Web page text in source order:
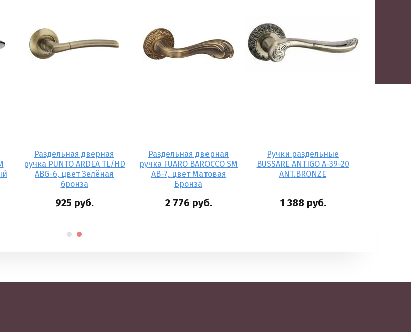
Раздельная дверная
ручка PUNTO ARDEA TL/HD
ABG-6, цвет Зелёная
бронза
925 руб.
Раздельная дверная
ручка FUARO BAROCCO SM
AB-7, цвет Матовая
Бронза
2 776 руб.
Ручки раздельные
BUSSARE ANTIGO A-39-20
ANT.BRONZE
1 388руб.